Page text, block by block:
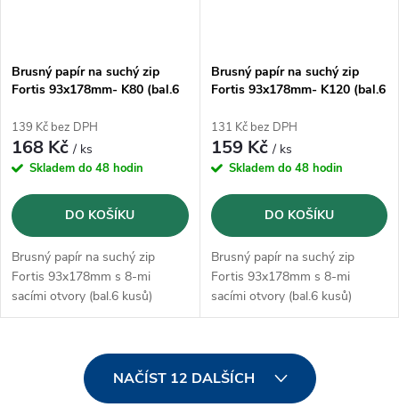
Brusný papír na suchý zip
Fortis 93x178mm- K80 (bal.6
139 Kč bez DPH
168 Kč/ ks
Skladem do 48 hodin
DO KOŠÍKU
Brusný papír na suchý zip
Fortis 93x178mm s 8-mi
sacími otvory (bal.6 kusů)
Brusný papír na suchý zip
Fortis 93x178mm- K120 (bal.6
131 Kč bez DPH
159 Kč/ ks
Skladem do 48 hodin
DO KOŠÍKU
Brusný papír na suchý zip
Fortis 93x178mm s 8-mi
sacími otvory (bal.6 kusů)
NAČÍST 12 DALŠÍCH